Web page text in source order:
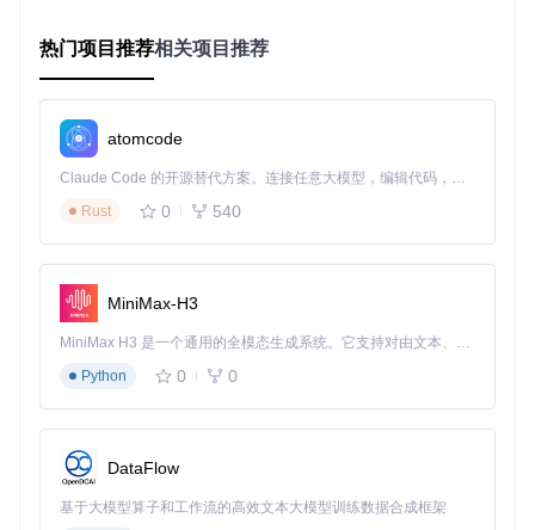
网络环境：稳定的网络连接，用于下载必要文件
必要软件准备
Docker环境（推荐）：如果选择容器化部署方式
Git工具：用于获取项目代码
基础命令行工具
安装）
nlocked是对现有Emby服务器的功能扩展，而非独立替代品。
🔧 两种部署方案对比
方案一：Docker容器化部署（推荐新手）
传统方案需要手动安装Emby服务器并进行复杂配置，而使用e
mby-unlocked的Docker部署方式则将所有步骤简化为几个命
1. 下载Emby安装包
2. 安装依赖库
2. 构建Docker镜像
热门项目推荐相关项目推荐
atomcode
Claude Code 的开源替代方案。连接任意大模型，编辑代码，运行命令，自动验证 — 全自动执行。用 Rust 构建，极致性能。 ｜ An open-source alternative to Claude Code. Connect any LLM, edit code, run commands, and verify changes — autonomously. Built in Rust for speed. Get Started
Rust
0 540
MiniMax-H3
MiniMax H3 是一个通用的全模态生成系统。它支持对由文本、图像、视频和音频组成的多模态上下文进行统一理解，并能生成分辨率高达 2K、时长可达 15 秒的带原生立体声音频的视频。得益于面向任务泛化的系统设计，H3 在预训练阶段就已具备广泛的多模态上下文理解与生成能力，能够出色地执行复杂的多模态指令。
Python
0 0
DataFlow
基于大模型算子和工作流的高效文本大模型训练数据合成框架